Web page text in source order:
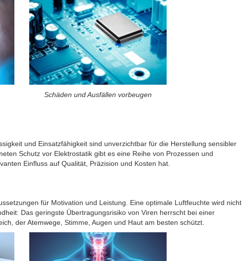
Schäden und Ausfällen vorbeugen
und Einsatzfähigkeit sind unverzichtbar für die Herstellung sensibler
Schutz vor Elektrostatik gibt es eine Reihe von Prozessen und
Einfluss auf Qualität, Präzision und Kosten hat.
für Motivation und Leistung. Eine optimale Luftfeuchte wird nicht
Das geringste Übertragungsrisiko von Viren herrscht bei einer
der Atemwege, Stimme, Augen und Haut am besten schützt.